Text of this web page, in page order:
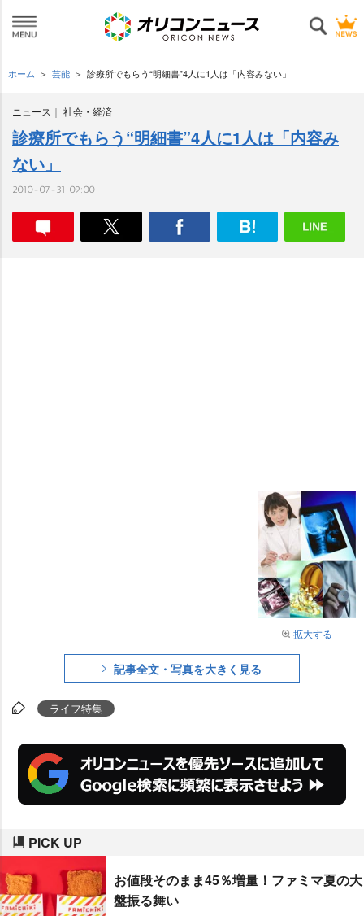
ホーム 芸能 診療所でもらう“明細書”4人に1人は「内容みない」
ニュース 社会・経済
診療所でもらう“明細書”4人に1人は「内容み
ない」
2010-07-31 09:00
拡大する
記事全文・写真を大きく見る
ライフ特集
PICK UP
お値段そのまま45％増量！ファミマ夏の大
盤振る舞い